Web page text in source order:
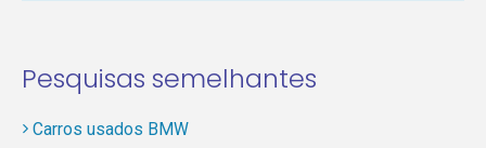
Pesquisas semelhantes
Carros usados BMW